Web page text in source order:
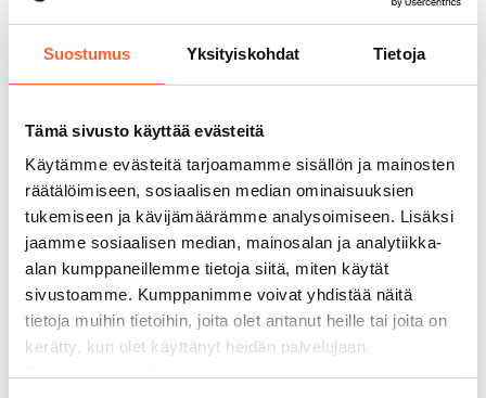
Suostumus Yksityiskohdat Tietoja
Tämä sivusto käyttää evästeitä
Käytämme evästeitä tarjoamamme sisällön ja mainosten
räätälöimiseen, sosiaalisen median ominaisuuksien
tukemiseen ja kävijämäärämme analysoimiseen. Lisäksi
jaamme sosiaalisen median, mainosalan ja analytiikka-
alan kumppaneillemme tietoja siitä, miten käytät
sivustoamme. Kumppanimme voivat yhdistää näitä
tietoja muihin tietoihin, joita olet antanut heille tai joita on
kerätty, kun olet käyttänyt heidän palvelujaan.
varaston, työpajan – jopa kuntosalin.
Monikäyttöiset tilamme sopivat
moneen tarkoitukseen. Yli 6 000
asiakastamme on jo muokannut
varaston, työpajan – jopa kuntosalin.